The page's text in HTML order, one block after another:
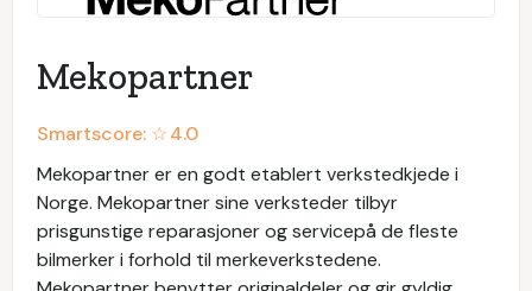
Mekopartner
Smartscore: ☆4.0
Mekopartner er en godt etablert verkstedkjede i
Norge. Mekopartner sine verksteder tilbyr
prisgunstige reparasjoner og servicepå de fleste
bilmerker i forhold til merkeverkstedene.